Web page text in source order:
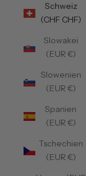
Schweiz
(CHF CHF)
Slowakei
(EUR €)
Slowenien
(EUR €)
Spanien
(EUR €)
Tschechien
(EUR €)